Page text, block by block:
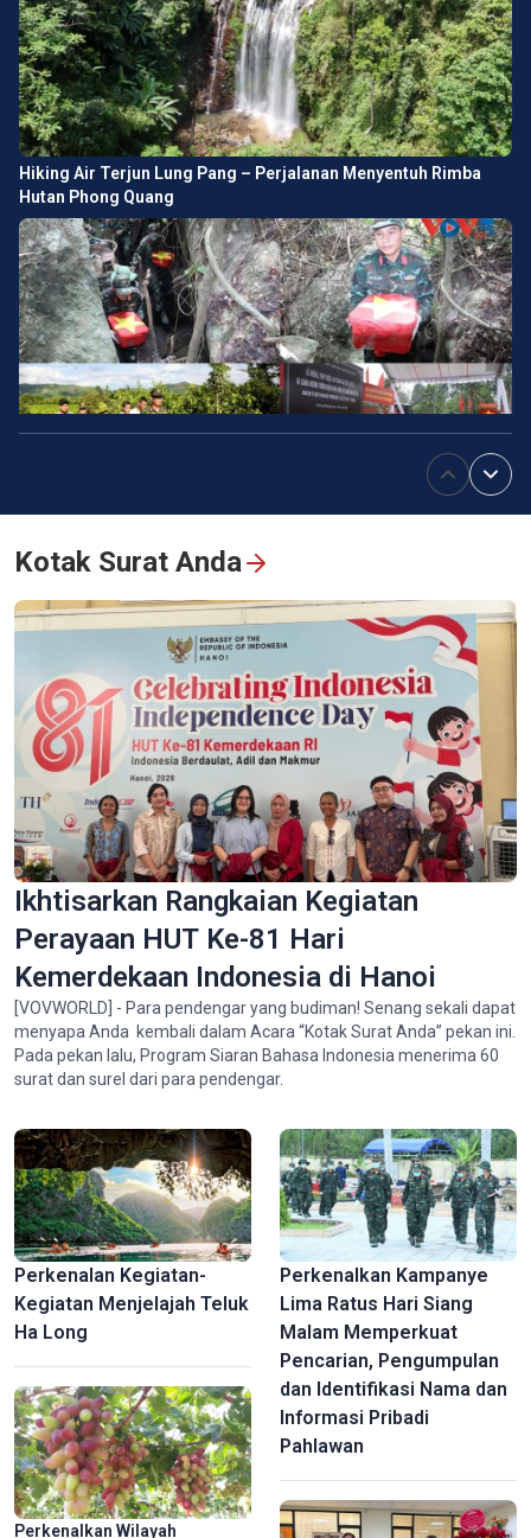
Hiking Air Terjun Lung Pang – Perjalanan Menyentuh Rimba
Hutan Phong Quang
"Kampanye 500 Hari Siang dan Malam": Panggilan dari Hati
Abadi
Sapa - Destinasi yang Tak Boleh Dilewatkan Wisatawan
Indonesia Saat Berkunjung ke Vietnam
Mausoleum Raja Khai Dinh – Jejak Perpaduan Budaya Timur-
Barat di dalam Kompleks Warisan Ibu Kota Kuno Hue
Kotak Surat Anda
Ikhtisarkan Rangkaian Kegiatan
Perayaan HUT Ke-81 Hari
Kemerdekaan Indonesia di Hanoi
[VOVWORLD] - Para pendengar yang budiman! Senang sekali dapat
menyapa Anda kembali dalam Acara “Kotak Surat Anda” pekan ini.
Pada pekan lalu, Program Siaran Bahasa Indonesia menerima 60
surat dan surel dari para pendengar.
Perkenalan Kegiatan-
Kegiatan Menjelajah Teluk
Ha Long
Perkenalkan Wilayah
Perkenalkan Kampanye
Lima Ratus Hari Siang
Malam Memperkuat
Pencarian, Pengumpulan
dan Identifikasi Nama dan
Informasi Pribadi
Pahlawan